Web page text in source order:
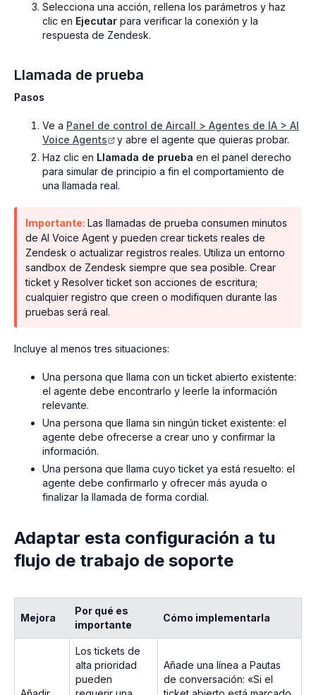
Selecciona una acción, rellena los parámetros y haz
clic en Ejecutar para verificar la conexión y la
respuesta de Zendesk.
Llamada de prueba
Pasos
Ve a Panel de control de Aircall > Agentes de IA > AI
Voice Agents
y abre el agente que quieras probar.
Haz clic en Llamada de prueba en el panel derecho
para simular de principio a fin el comportamiento de
una llamada real.
Importante: Las llamadas de prueba consumen minutos
de AI Voice Agent y pueden crear tickets reales de
Zendesk o actualizar registros reales. Utiliza un entorno
sandbox de Zendesk siempre que sea posible. Crear
ticket y Resolver ticket son acciones de escritura;
cualquier registro que creen o modifiquen durante las
pruebas será real.
Incluye al menos tres situaciones:
Una persona que llama con un ticket abierto existente:
el agente debe encontrarlo y leerle la información
relevante.
Una persona que llama sin ningún ticket existente: el
agente debe ofrecerse a crear uno y confirmar la
información.
Una persona que llama cuyo ticket ya está resuelto: el
agente debe confirmarlo y ofrecer más ayuda o
finalizar la llamada de forma cordial.
Adaptar esta configuración a tu
flujo de trabajo de soporte
Mejora
Por qué es
importante
Cómo implementarla
Los tickets de
alta prioridad
pueden
Añade una línea a Pautas
de conversación: «Si el